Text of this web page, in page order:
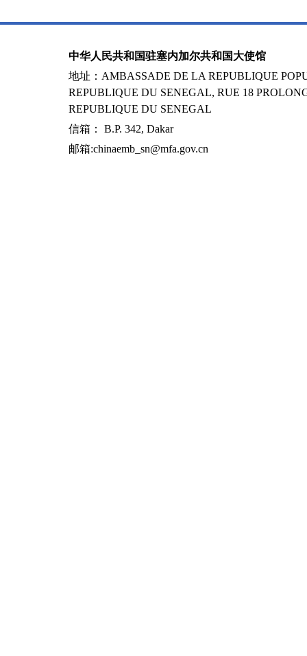
中华人民共和国驻塞内加尔共和国大使馆
地址：AMBASSADE DE LA REPUBLIQUE
REPUBLIQUE DU SENEGAL, RUE 18
REPUBLIQUE DU SENEGAL
信箱： B.P. 342, Dakar
邮箱:chinaemb_sn@mfa.gov.cn